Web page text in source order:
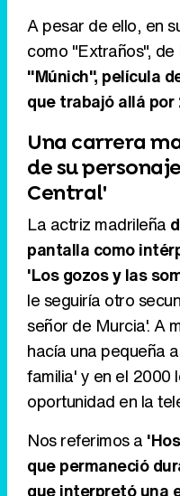
A pesar de ello, en
como "Extraños",
"Múnich", película
que trabajó allá
Una carrera
de su
Central'
La actriz madrileña
pantalla como
'Los gozos y las
le seguiría otro
señor de Murcia'. A
hacía una pequeña
familia' y en el 2000
oportunidad en la
Nos referimos a
que permaneció
que interpretó una